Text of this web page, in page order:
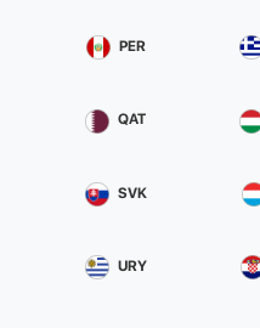
PER
QAT
SVK
URY